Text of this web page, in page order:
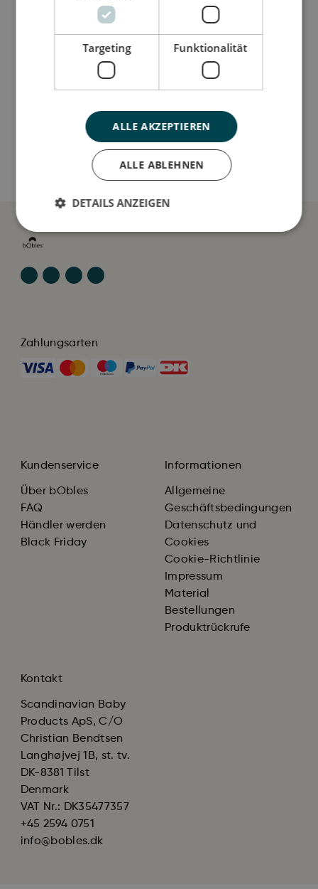
Jeg er lavet af
Zahlungsarten
Kundenservice
Über bObles
FAQ
Händler werden
Black Friday
Informationen
Allgemeine
Geschäftsbedingungen
Datenschutz und
Cookies
Cookie-Richtlinie
Impressum
Material
Bestellungen
Produktrückrufe
Kontakt
Scandinavian Baby
Products ApS, C/O
Christian Bendtsen
Langhøjvej 1B, st. tv.
DK-8381 Tilst
Denmark
VAT Nr.: DK35477357
+45 2594 0751
info@bobles.dk
Targeting Funktionalität
ALLE AKZEPTIEREN
ALLE ABLEHNEN
DETAILS ANZEIGEN